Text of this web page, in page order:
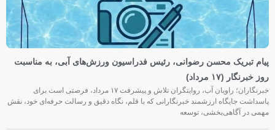
پیام تبریک محسن رضوانی، رئیس فدراسیون ورزش‌های آبی، به مناسبت
روز خبرنگار (۱۷ مرداد)
خبرنگاران؛ راویان آب، روایتگران تلاش و پیشرفت ۱۷ مرداد، فرصتی است برای
پاسداشت جایگاه ارزشمند خبرنگارانی که با قلم، نگاه دقیق و رسالت حرفه‌ای خود، نقش
مهمی در آگاهی‌بخشی، توسعه